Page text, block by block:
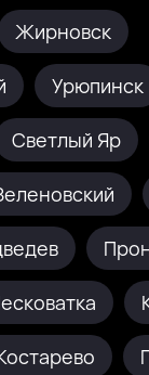
Жирновск
Урюпинск
Светлый Яр